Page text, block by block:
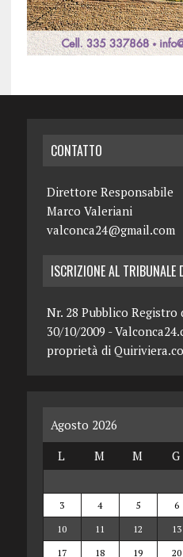
CONTATTO
Direttore Responsabile
Marco Valeriani
valconca24@gmail.com
ISCRIZIONE AL
Nr. 28 Pubblico Registro
30/10/2009 -
proprietà di
Agosto 2026
L
M M G
3
4 5 6
10
11 12 13
17
18 19 20